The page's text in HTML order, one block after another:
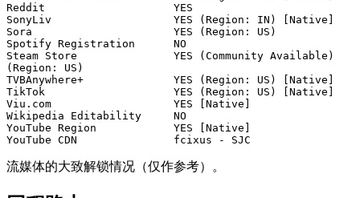
Reddit                    YES
SonyLiv                   YES (Region: IN) [Native]
Sora                      YES (Region: US)
Spotify Registration      NO
Steam Store               YES (Community Available)
(Region: US)
TVBAnywhere+              YES (Region: US) [Native]
TikTok                    YES (Region: US) [Native]
Viu.com                   YES [Native]
Wikipedia Editability     NO
YouTube Region            YES [Native]
YouTube CDN               fcixus - SJC
流媒体的大致解锁情况（仅作参考）。